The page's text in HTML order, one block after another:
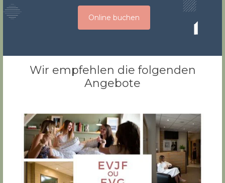
Online buchen
Wir empfehlen die folgenden
Angebote